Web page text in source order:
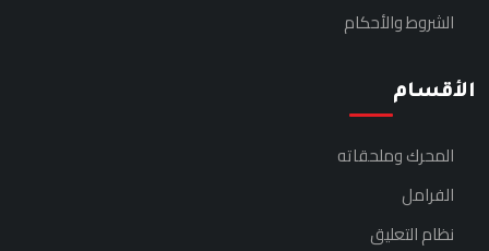
الشروط والأحكام
الأقسام
المحرك وملحقاته
الفرامل
نظام التعليق